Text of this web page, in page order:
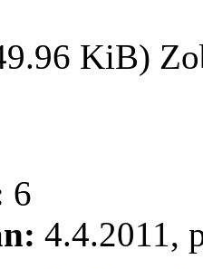
KiB)
6
4.4.2011,